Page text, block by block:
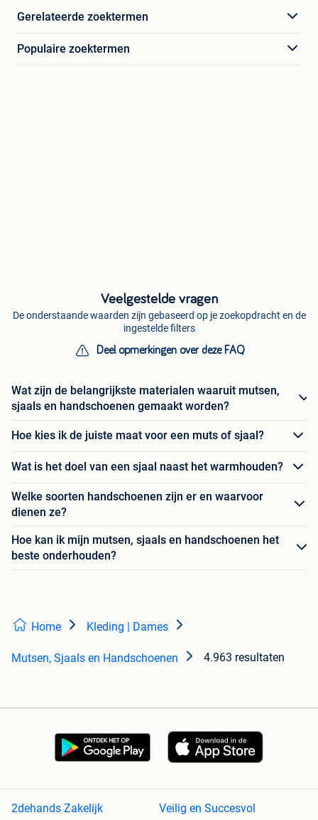
Gerelateerde zoektermen
Populaire zoektermen
Veelgestelde vragen
De onderstaande waarden zijn gebaseerd op je zoekopdracht en de
ingestelde filters
Deel opmerkingen over deze FAQ
Wat zijn de belangrijkste materialen waaruit mutsen,
sjaals en handschoenen gemaakt worden?
Hoe kies ik de juiste maat voor een muts of sjaal?
Wat is het doel van een sjaal naast het warmhouden?
Welke soorten handschoenen zijn er en waarvoor
dienen ze?
Hoe kan ik mijn mutsen, sjaals en handschoenen het
beste onderhouden?
Home Kleding | Dames
Mutsen, Sjaals en Handschoenen 4.963 resultaten
2dehands Zakelijk Veilig en Succesvol